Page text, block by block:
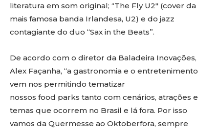
literatura em som original; “The Fly U2″ (cover da
mais famosa banda Irlandesa, U2) e do jazz
contagiante do duo “Sax in the Beats”.
De acordo com o diretor da Baladeira Inovações,
Alex Façanha, “a gastronomia e o entretenimento
vem nos permitindo tematizar
nossos food parks tanto com cenários, atrações e
temas que ocorrem no Brasil e lá fora. Por isso
vamos da Quermesse ao Oktoberfora, sempre